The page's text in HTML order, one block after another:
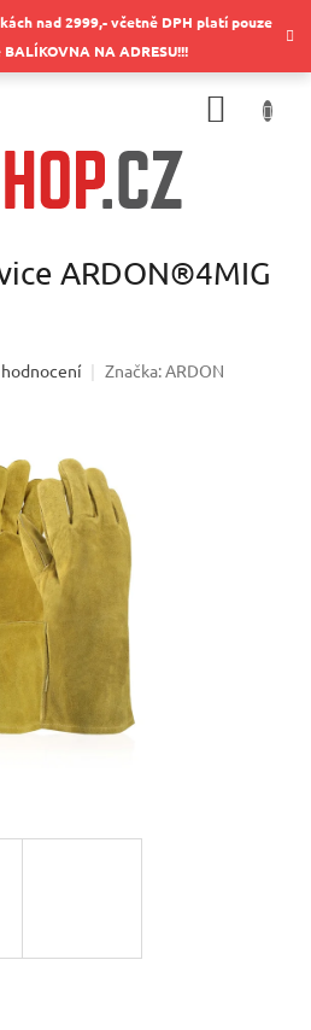
nad 2999,- včetně DPH platí pouze
NA ADRESU!!!
ARDON®4MIG
Značka:ARDON